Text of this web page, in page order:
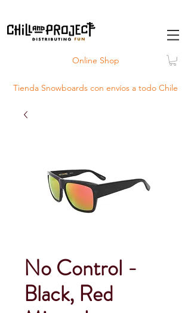
Online Shop
Tienda Snowboards con envíos a todo Chile
No Control -
Black, Red